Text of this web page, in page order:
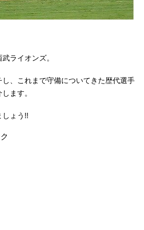
ライオンズ。
、これまで守備についてきた歴代選手
ます。
しょう!!